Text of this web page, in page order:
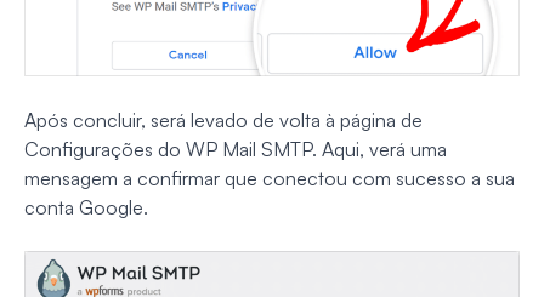
Após concluir, será levado de volta à página de
Configurações do WP Mail SMTP. Aqui, verá uma
mensagem a confirmar que conectou com sucesso a sua
conta Google.